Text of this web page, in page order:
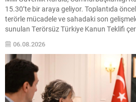
15.30’te bir araya geliyor. Toplantıda
terörle mücadele ve sahadaki son
sunulan Terörsüz Türkiye Kanun Teklifi
bırakma sürecinin mevcut durumu ve
şekilde değerlendirilecek. Ayrıca, yürütülen
koordinasyon mekanizmaları masada
06.08.2026